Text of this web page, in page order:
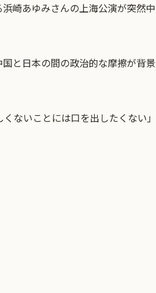
崎あゆみさんの上海公演が突然中
と日本の間の政治的な摩擦が背景
ないことには口を出したくない」